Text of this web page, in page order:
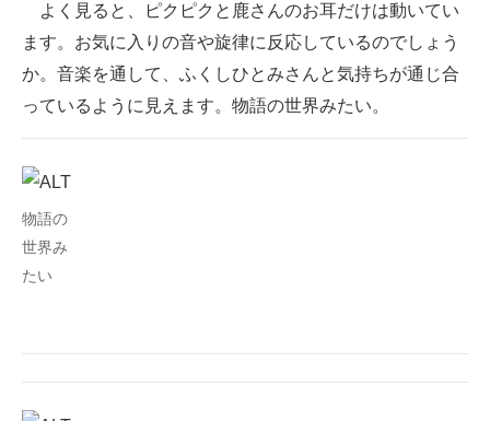
よく見ると、ピクピクと鹿さんのお耳だけは動いてい
ます。お気に入りの音や旋律に反応しているのでしょう
か。音楽を通して、ふくしひとみさんと気持ちが通じ合
っているように見えます。物語の世界みたい。
物語の
世界み
たい